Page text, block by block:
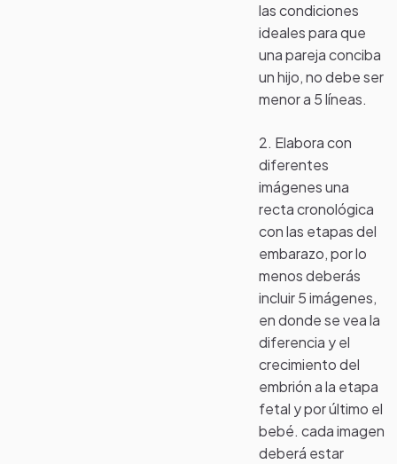
las condiciones
ideales para que
una pareja conciba
un hijo, no debe ser
menor a 5 líneas.
2. Elabora con
diferentes
imágenes una
recta cronológica
con las etapas del
embarazo, por lo
menos deberás
incluir 5 imágenes,
en donde se vea la
diferencia y el
crecimiento del
embrión a la etapa
fetal y por último el
bebé. cada imagen
deberá estar